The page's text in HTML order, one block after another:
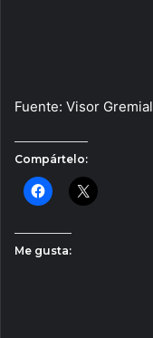
Fuente: Visor Gremial
Compártelo:
Me gusta: